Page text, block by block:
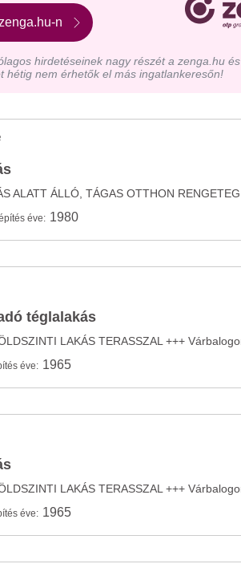
n
hirdetéseinek nagy részét a zenga.hu és
hétig nem érhetők el más ingatlankeresőn!
éve: 1980
téglalakás
éve: 1965
éve: 1965